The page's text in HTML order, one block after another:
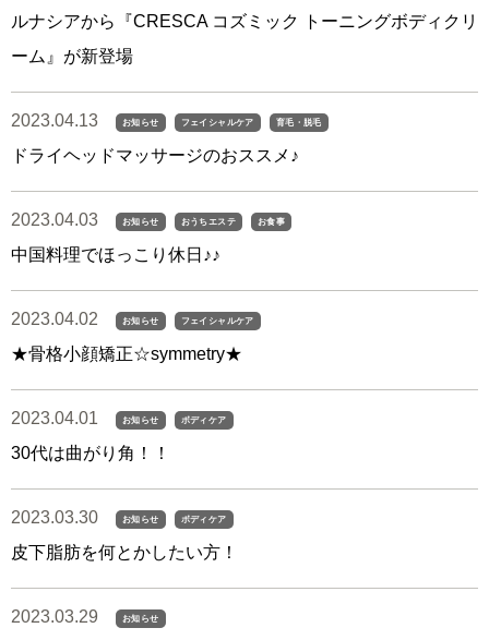
ルナシアから『CRESCA コズミック トーニングボディクリ
ーム』が新登場
2023.04.13 お知らせ フェイシャルケア 育毛・脱毛
ドライヘッドマッサージのおススメ♪
2023.04.03 お知らせ おうちエステ お食事
中国料理でほっこり休日♪♪
2023.04.02 お知らせ フェイシャルケア
★骨格小顔矯正☆symmetry★
2023.04.01 お知らせ ボディケア
30代は曲がり角！！
2023.03.30 お知らせ ボディケア
皮下脂肪を何とかしたい方！
2023.03.29 お知らせ